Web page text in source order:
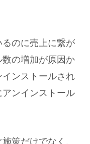
のに売上に繋が
の増加が原因か
ンストールされ
ンインストール
策だけでなく、